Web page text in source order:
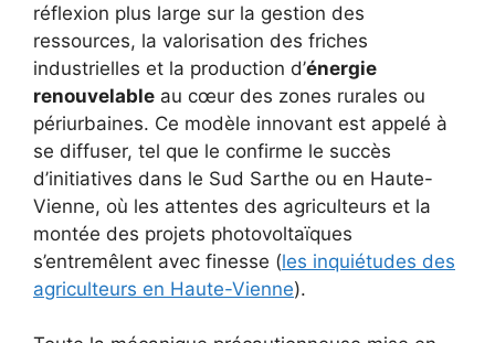
réflexion plus large sur la gestion des
ressources, la valorisation des friches
industrielles et la production d’énergie
renouvelable au cœur des zones rurales ou
périurbaines. Ce modèle innovant est appelé à
se diffuser, tel que le confirme le succès
d’initiatives dans le Sud Sarthe ou en Haute-
Vienne, où les attentes des agriculteurs et la
montée des projets photovoltaïques
s’entremêlent avec finesse (les inquiétudes des
agriculteurs en Haute-Vienne).